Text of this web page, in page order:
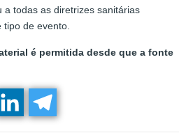
a todas as diretrizes sanitárias
tipo de evento.
é permitida desde que a fonte